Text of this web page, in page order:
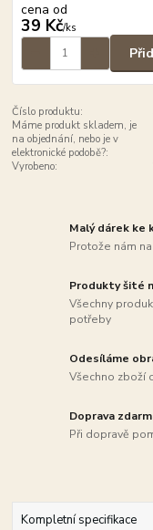
cena od
39 Kč/ks
Číslo produktu:
Máme produkt skladem, je
na objednání, nebo je v
elektronické podobě?:
Vyrobeno:
Malý dárek ke
Protože nám
Produkty šité
Všechny
potřeby
Odesíláme
Všechno zboží
Doprava
Při dopravě
Kompletní specifikace